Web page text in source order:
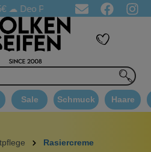
Proben in jeder Bestellung
Sale Schmuck Haare
Rasiercreme